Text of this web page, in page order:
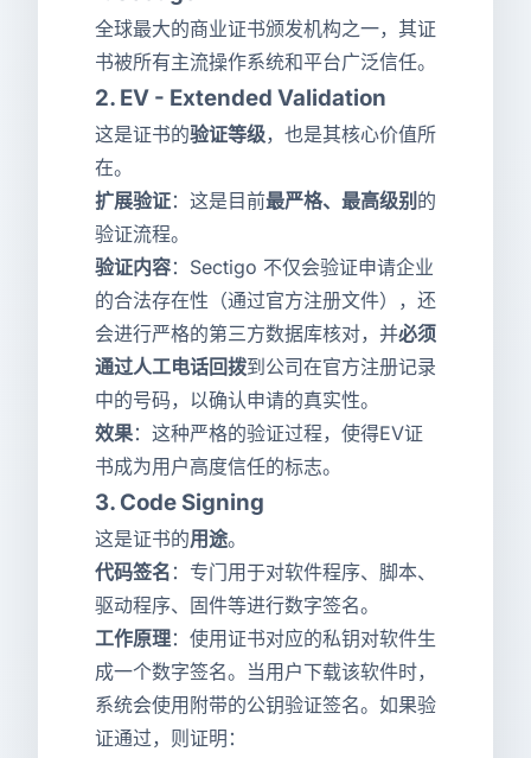
全球最大的商业证书颁发机构之一，其证
书被所有主流操作系统和平台广泛信任。
2. EV - Extended Validation
这是证书的验证等级，也是其核心价值所
在。
扩展验证：这是目前最严格、最高级别 的
验证流程。
验证内容：Sectigo 不仅会验证申请企业
的合法存在性（通过官方注册文件），还
会进行严格的第三方数据库核对，并必须
通过人工电话回拨到公司在官方注册记录
中的号码，以确认申请的真实性。
效果：这种严格的验证过程，使得EV证
书成为用户高度信任的标志。
3. Code Signing
这是证书的用途。
代码签名 ：专门用于对软件程序、脚本、
驱动程序、固件等进行数字签名。
工作原理：使用证书对应的私钥对软件生
成一个数字签名。当用户下载该软件时，
系统会使用附带的公钥验证签名。如果验
证通过，则证明：